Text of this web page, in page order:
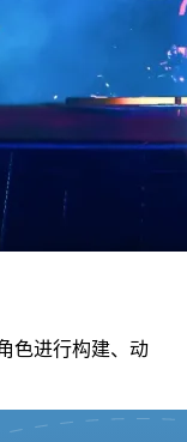
色进行构建、动